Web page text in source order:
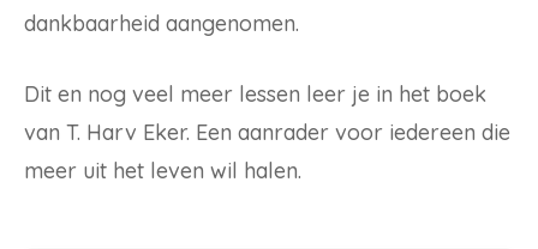
dankbaarheid aangenomen.
Dit en nog veel meer lessen leer je in het boek
van T. Harv Eker. Een aanrader voor iedereen die
meer uit het leven wil halen.